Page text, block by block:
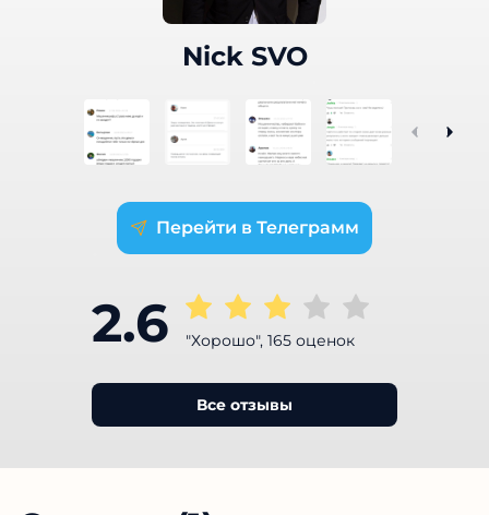
Nick SVO
Телеграмм
2.6 "Хорошо", 165 оценок
Все отзывы